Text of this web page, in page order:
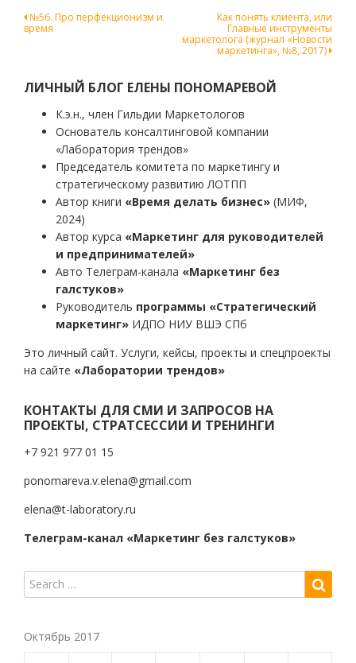
Навигация
№56. Про перфекционизм и
время
Как понять клиента, или
Главные инструменты
маркетолога (журнал «Новости
маркетинга», №8, 2017)
ЛИЧНЫЙ БЛОГ ЕЛЕНЫ ПОНОМАРЕВОЙ
К.э.н., член Гильдии Маркетологов
Основатель консалтинговой компании
«Лаборатория трендов»
Председатель комитета по маркетингу и
стратегическому развитию ЛОТПП
Автор книги «Время делать бизнес» (МИФ,
2024)
Автор курса «Маркетинг для руководителей
и предпринимателей»
Авто Телеграм-канала «Маркетинг без
галстуков»
Руководитель программы «Стратегический
маркетинг» ИДПО НИУ ВШЭ СПб
Это личный сайт. Услуги, кейсы, проекты и спецпроекты
на сайте «Лаборатории трендов»
КОНТАКТЫ ДЛЯ СМИ И ЗАПРОСОВ НА
ПРОЕКТЫ, СТРАТСЕССИИ И ТРЕНИНГИ
+7 921 977 01 15
ponomareva.v.elena@gmail.com
elena@t-laboratory.ru
Телеграм-канал «Маркетинг без галстуков»
Октябрь 2017